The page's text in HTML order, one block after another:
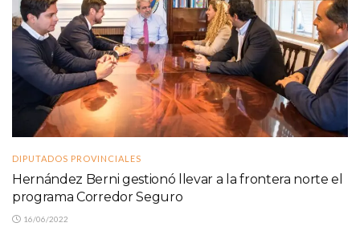
DIPUTADOS PROVINCIALES
Hernández Berni gestionó llevar a la frontera norte el
programa Corredor Seguro
16/06/2022